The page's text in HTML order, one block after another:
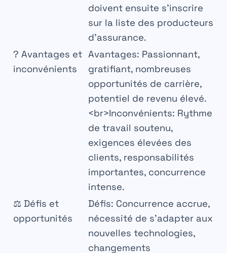
doivent ensuite s’inscrire
sur la liste des producteurs
d’assurance.
? Avantages et
inconvénients
Avantages: Passionnant,
gratifiant, nombreuses
opportunités de carrière,
potentiel de revenu élevé.
<br>Inconvénients: Rythme
de travail soutenu,
exigences élevées des
clients, responsabilités
importantes, concurrence
intense.
⚖️ Défis et
opportunités
Défis: Concurrence accrue,
nécessité de s’adapter aux
nouvelles technologies,
changements